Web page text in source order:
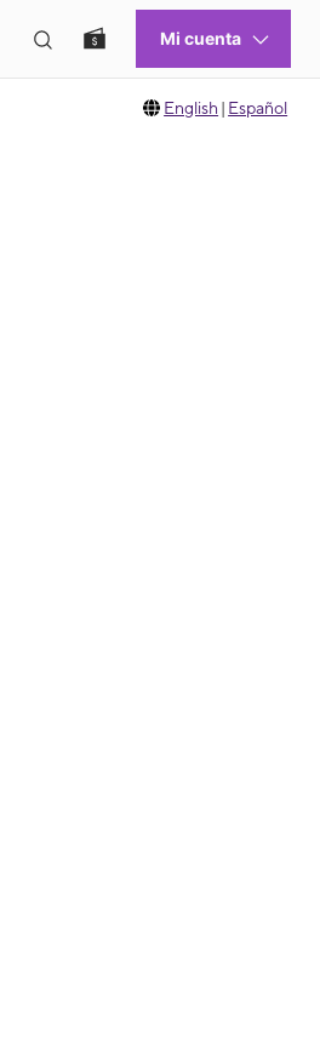
English | Español